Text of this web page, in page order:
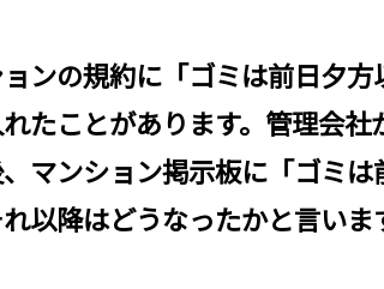
ンの規約に「ゴミは前日夕
たことがあります。管理会
マンション掲示板に「ゴミ
以降はどうなったかと言いま